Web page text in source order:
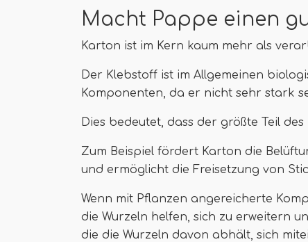
Macht Pappe einen
Karton ist im Kern kaum mehr als
Der Klebstoff ist im Allgemeinen
Komponenten, da er nicht sehr stark
Dies bedeutet, dass der größte Teil
Zum Beispiel fördert Karton die
und ermöglicht die Freisetzung von
Wenn mit Pflanzen angereicherte
die Wurzeln helfen, sich zu erweitern
die die Wurzeln davon abhält, sich